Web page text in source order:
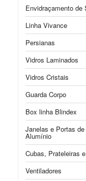
Envidraçamento de
Linha Vivance
Persianas
Vidros Laminados
Vidros Cristais
Guarda Corpo
Box linha Blindex
Janelas e Portas
Alumínio
Cubas, Prateleiras
Ventiladores